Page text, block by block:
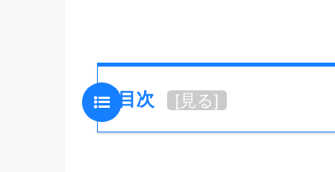
目次 [見る]